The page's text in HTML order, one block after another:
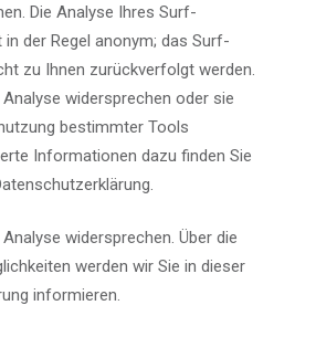
Die Analyse Ihres Surf-
der Regel anonym; das Surf-
zu Ihnen zurückverfolgt werden.
widersprechen oder sie
bestimmter Tools
Informationen dazu finden Sie
widersprechen. Über die
werden wir Sie in dieser
informieren.